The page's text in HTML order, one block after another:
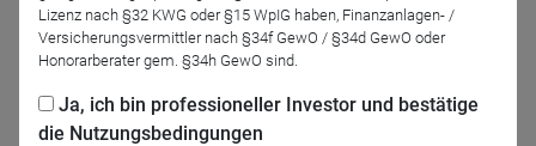
Zurück
Lizenz nach §32 KWG oder §15 WpIG haben, Finanzanlagen- /
Versicherungsvermittler nach §34f GewO / §34d GewO oder
Honorarberater gem. §34h GewO sind.
Ja, ich bin professioneller Investor und bestätige
die Nutzungsbedingungen